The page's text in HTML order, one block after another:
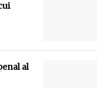
al